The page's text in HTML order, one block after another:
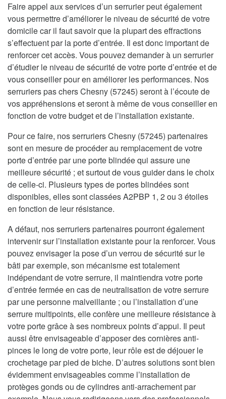
Faire appel aux services d’un serrurier peut également
vous permettre d’améliorer le niveau de sécurité de votre
domicile car il faut savoir que la plupart des effractions
s’effectuent par la porte d’entrée. Il est donc important de
renforcer cet accès. Vous pouvez demander à un serrurier
d’étudier le niveau de sécurité de votre porte d’entrée et de
vous conseiller pour en améliorer les performances. Nos
serruriers pas chers Chesny (57245) seront à l’écoute de
vos appréhensions et seront à même de vous conseiller en
fonction de votre budget et de l’installation existante.
Pour ce faire, nos serruriers Chesny (57245) partenaires
sont en mesure de procéder au remplacement de votre
porte d’entrée par une porte blindée qui assure une
meilleure sécurité ; et surtout de vous guider dans le choix
de celle-ci. Plusieurs types de portes blindées sont
disponibles, elles sont classées A2PBP 1, 2 ou 3 étoiles
en fonction de leur résistance.
A défaut, nos serruriers partenaires pourront également
intervenir sur l’installation existante pour la renforcer. Vous
pouvez envisager la pose d’un verrou de sécurité sur le
bâti par exemple, son mécanisme est totalement
indépendant de votre serrure, il maintiendra votre porte
d’entrée fermée en cas de neutralisation de votre serrure
par une personne malveillante ; ou l’installation d’une
serrure multipoints, elle confère une meilleure résistance à
votre porte grâce à ses nombreux points d’appui. Il peut
aussi être envisageable d’apposer des cornières anti-
pinces le long de votre porte, leur rôle est de déjouer le
crochetage par pied de biche. D’autres solutions sont bien
évidemment envisageables comme l’installation de
protèges gonds ou de cylindres anti-arrachement par